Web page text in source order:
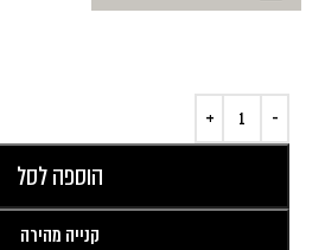
הוספה לסל
קנייה מהירה